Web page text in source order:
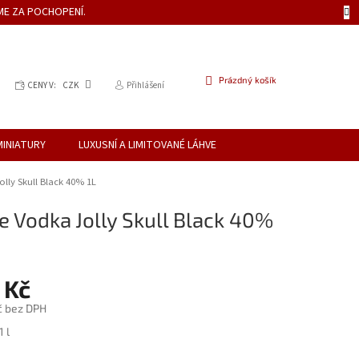
ZA POCHOPENÍ.
CENY V: CZK Přihlášení
NÁKUPNÍ
Prázdný košík
LUXUSNÍ A LIMITOVANÉ LÁHVE
Skull Black 40% 1L
Vodka Jolly Skull Black 40%
bez DPH
l